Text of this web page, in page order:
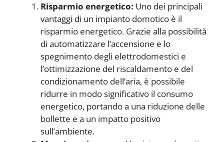
Risparmio energetico: Uno dei principali
vantaggi di un impianto domotico è il
risparmio energetico. Grazie alla possibilità
di automatizzare l’accensione e lo
spegnimento degli elettrodomestici e
l’ottimizzazione del riscaldamento e del
condizionamento dell’aria, è possibile
ridurre in modo significativo il consumo
energetico, portando a una riduzione delle
bollette e a un impatto positivo
sull’ambiente.